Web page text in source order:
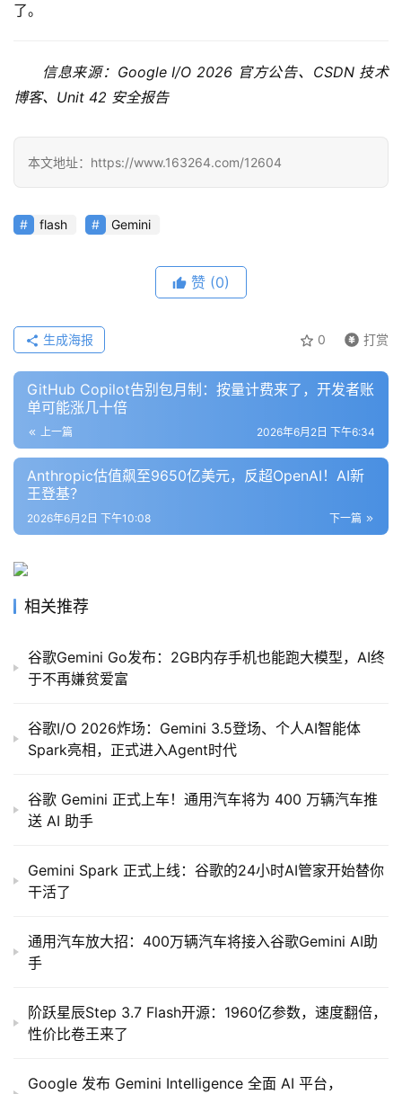
了。
信息来源：Google I/O 2026 官方公告、CSDN 技术
博客、Unit 42 安全报告
本文地址：https://www.163264.com/12604
flash Gemini
赞 (0)
0 打赏
生成海报
GitHub Copilot告别包月制：按量计费来了，开发者账
单可能涨几十倍
上一篇 2026年6月2日 下午6:34
Anthropic估值飙至9650亿美元，反超OpenAI！AI新
王登基？
下一篇
2026年6月2日 下午10:08
相关推荐
谷歌Gemini Go发布：2GB内存手机也能跑大模型，AI终
于不再嫌贫爱富
谷歌I/O 2026炸场：Gemini 3.5登场、个人AI智能体
Spark亮相，正式进入Agent时代
谷歌 Gemini 正式上车！通用汽车将为 400 万辆汽车推
送 AI 助手
Gemini Spark 正式上线：谷歌的24小时AI管家开始替你
干活了
通用汽车放大招：400万辆汽车将接入谷歌Gemini AI助
手
阶跃星辰Step 3.7 Flash开源：1960亿参数，速度翻倍，
性价比卷王来了
Google 发布 Gemini Intelligence 全面 AI 平台，